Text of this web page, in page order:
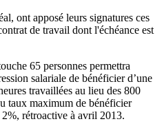
, ont apposé leurs signatures ces
de travail dont l'échéance est
65 personnes permettra
salariale de bénéficier d’une
travaillées au lieu des 800
taux maximum de bénéficier
2%, rétroactive à avril 2013.